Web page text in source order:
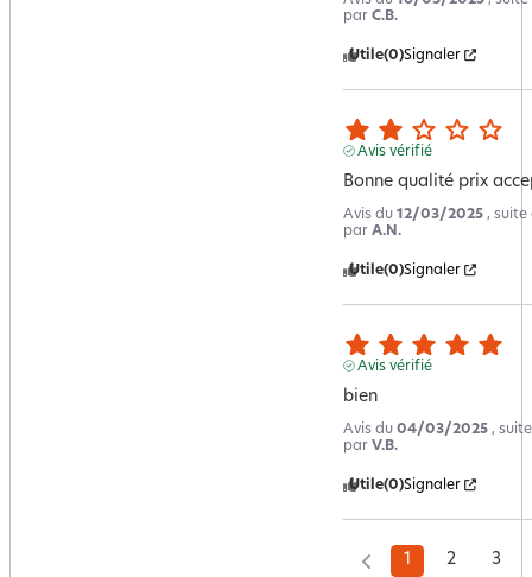
par C.B.
Utile(0)Signaler
Avis vérifié
Bonne qualité prix
Avis du 12/03/2025 , suite
par A.N.
Utile(0)Signaler
Avis vérifié
bien
Avis du 04/03/2025 ,
par V.B.
Utile(0)Signaler
1 2 3